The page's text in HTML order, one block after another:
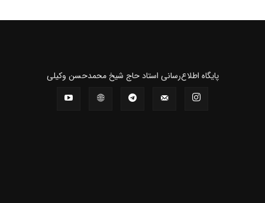
پايگاه اطلاع‌رسانی استاد حاج شیخ محمدحسن وکیلی